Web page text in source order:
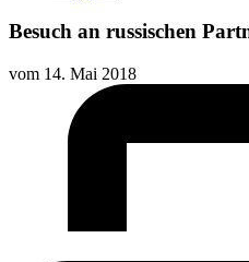
Besuch an russischen
vom 14. Mai 2018